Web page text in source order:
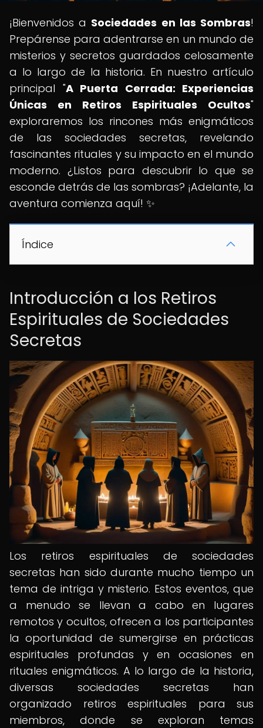
¡Bienvenidos a Sociedades en las Sombras!
Prepárense para adentrarse en un mundo de
misterios y secretos guardados celosamente
a lo largo de la historia. En nuestro artículo
principal "A Puerta Cerrada: Experiencias
Únicas en Retiros Espirituales Ocultos"
exploraremos los rincones más enigmáticos
de las sociedades secretas, revelando
fascinantes rituales y su impacto en el mundo
moderno. ¿Listos para descubrir lo que se
esconde detrás de las sombras? ¡Adelante, la
aventura comienza aquí! ✨
Índice
Introducción a los Retiros
Espirituales de Sociedades
Secretas
Los retiros espirituales de sociedades
secretas han sido durante mucho tiempo un
tema de intriga y misterio. Estos eventos, que
a menudo se llevan a cabo en lugares
remotos y ocultos, ofrecen a los participantes
la oportunidad de sumergirse en prácticas
espirituales profundas y en ocasiones en
rituales enigmáticos. A lo largo de la historia,
diversas sociedades secretas han
organizado retiros espirituales para sus
miembros, donde se exploran temas